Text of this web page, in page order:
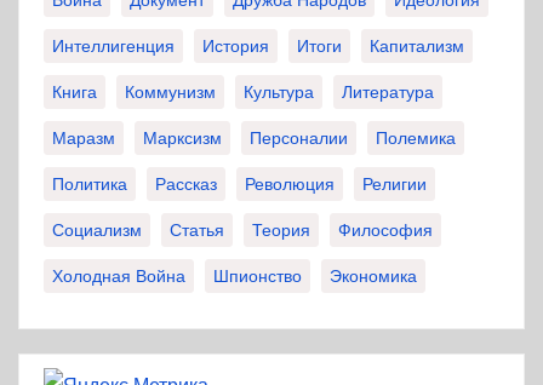
Интеллигенция История Итоги Капитализм
Книга Коммунизм Культура Литература
Маразм Марксизм Персоналии Полемика
Политика Рассказ Революция Религии
Социализм Статья Теория Философия
Холодная Война Шпионство Экономика